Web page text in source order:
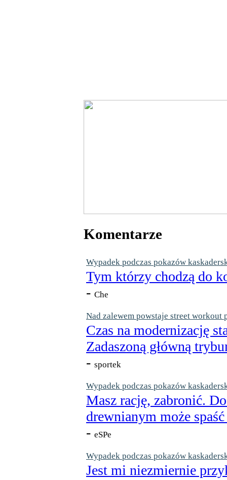
Komentarze
Wypadek podczas pokazów
Tym którzy chodzą do
- Che
Nad zalewem powstaje street workout
Czas na modernizację
Zadaszoną główną
- sportek
Wypadek podczas pokazów
Masz rację, zabronić.
drewnianym może
- eSPe
Wypadek podczas pokazów
Jest mi niezmiernie